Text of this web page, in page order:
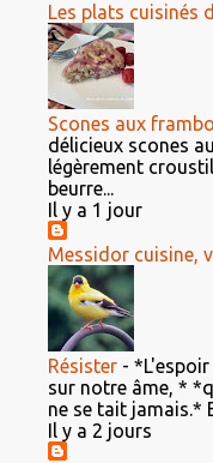
Les plats cuisinés
Scones aux
délicieux scones
légèrement
beurre...
Il y a 1 jour
Messidor cuisine,
Résister -
sur notre âme, *
ne se tait jamais.*
Il y a 2 jours